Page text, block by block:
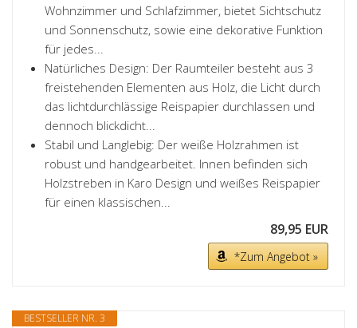
Wohnzimmer und Schlafzimmer, bietet Sichtschutz
und Sonnenschutz, sowie eine dekorative Funktion
für jedes...
Natürliches Design: Der Raumteiler besteht aus 3
freistehenden Elementen aus Holz, die Licht durch
das lichtdurchlässige Reispapier durchlassen und
dennoch blickdicht...
Stabil und Langlebig: Der weiße Holzrahmen ist
robust und handgearbeitet. Innen befinden sich
Holzstreben in Karo Design und weißes Reispapier
für einen klassischen...
89,95 EUR
*Zum Angebot »
BESTSELLER NR. 3